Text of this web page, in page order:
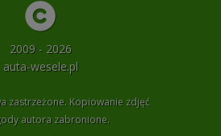
2009 - 2026
auta-wesele.pl
zastrzeżone. Kopiowanie zdjęć
autora zabronione.